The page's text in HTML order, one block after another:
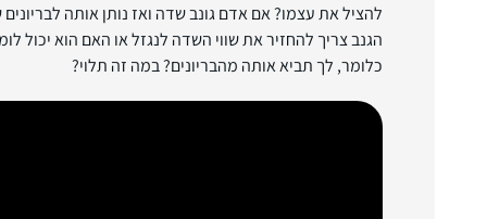
להציל את עצמו? אם אדם גונב שדה ואז נותן אותה
הגנב צריך להחזיר את שווי השדה לנגזל או האם הוא יכול
כלומר, לך תביא אותה מהבריונים? במה זה תלוי?